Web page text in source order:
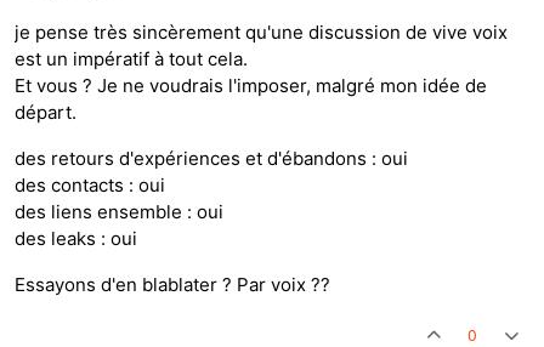
je pense très sincèrement qu'une discussion de vive voix
est un impératif à tout cela.
Et vous ? Je ne voudrais l'imposer, malgré mon idée de
départ.
des retours d'expériences et d'ébandons : oui
des contacts : oui
des liens ensemble : oui
des leaks : oui
Essayons d'en blablater ? Par voix ??
0